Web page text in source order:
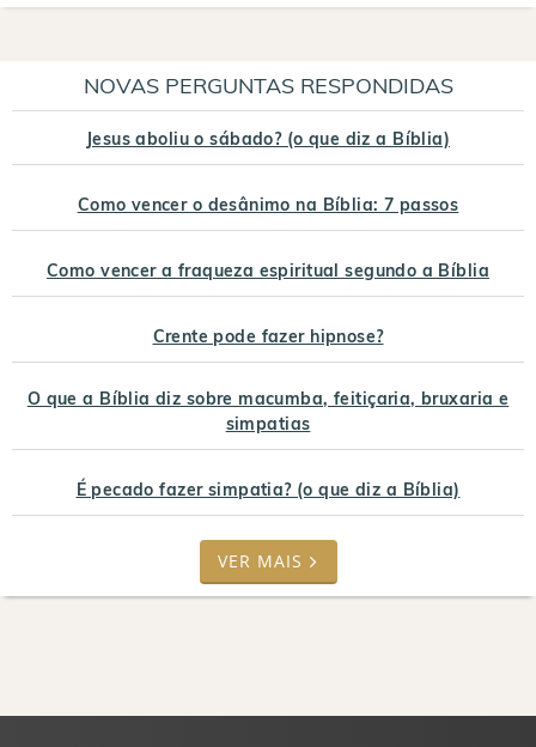
NOVAS PERGUNTAS RESPONDIDAS
Jesus aboliu o sábado? (o que diz a Bíblia)
Como vencer o desânimo na Bíblia: 7 passos
Como vencer a fraqueza espiritual segundo a Bíblia
Crente pode fazer hipnose?
O que a Bíblia diz sobre macumba, feitiçaria, bruxaria e
simpatias
É pecado fazer simpatia? (o que diz a Bíblia)
VER MAIS